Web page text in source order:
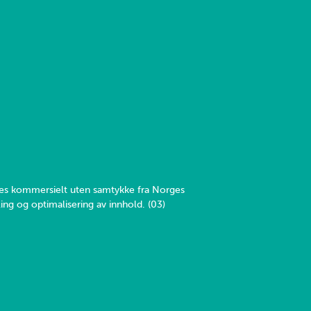
kommersielt uten samtykke fra Norges
og optimalisering av innhold. (03)